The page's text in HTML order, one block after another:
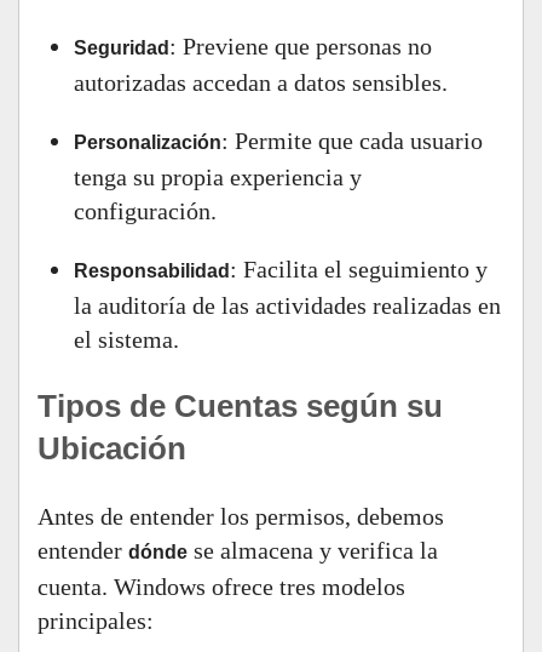
Seguridad : Previene que personas no
autorizadas accedan a datos sensibles.
Personalización: Permite que cada usuario
tenga su propia experiencia y
configuración.
Responsabilidad : Facilita el seguimiento y
la auditoría de las actividades realizadas en
el sistema.
Tipos de Cuentas según su
Ubicación
Antes de entender los permisos, debemos
entender dónde se almacena y verifica la
cuenta. Windows ofrece tres modelos
principales: